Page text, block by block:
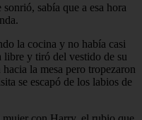
sabía que a esa hora
la cocina y no había casi
libre y tiró del vestido de su
la mesa pero tropezaron
se escapó de los labios de